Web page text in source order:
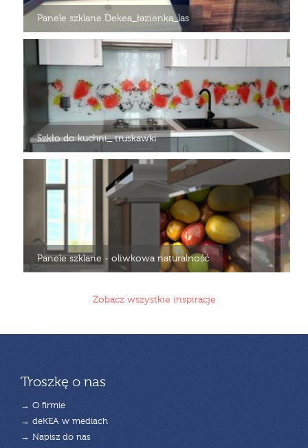
Panele szklane Dekea_łazienka_las
Szkło do kuchni_ truskawki
Panele szklane - oliwkowa naturalność
Zobacz wszystkie inspiracje
Troszkę o nas
→ O firmie
→ deKEA w mediach
→ Napisz do nas